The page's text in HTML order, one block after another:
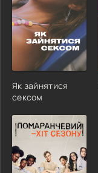
Як зайнятися
сексом